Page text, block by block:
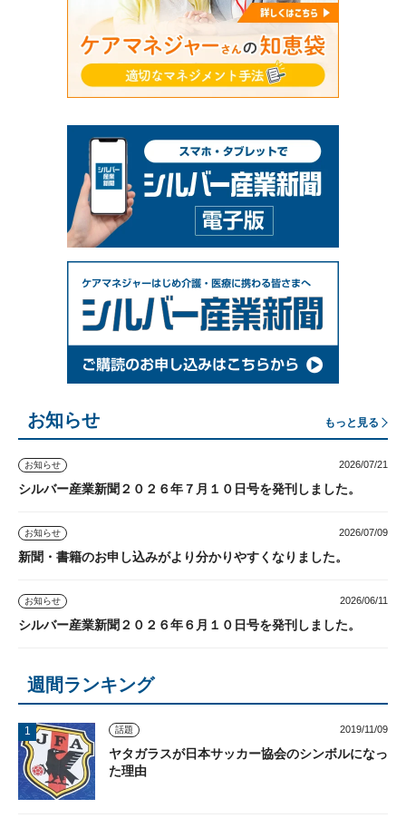
お知らせ もっと見る
お知らせ 2026/07/21
シルバー産業新聞２０２６年７月１０日号を発刊しました。
お知らせ 2026/07/09
新聞・書籍のお申し込みがより分かりやすくなりました。
お知らせ 2026/06/11
シルバー産業新聞２０２６年６月１０日号を発刊しました。
週間ランキング
話題 2019/11/09
ヤタガラスが日本サッカー協会のシンボルになっ
た理由